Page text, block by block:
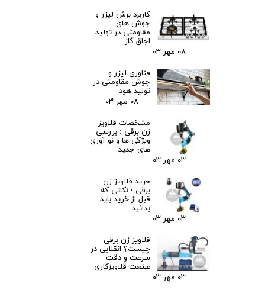
کاربرد برش لیزر و
جوش های
مقاومتی در تولید
اجاق گاز
۰۸ مهر ۰۳
فناوری لیزر و
جوش مقاومتی در
تولید هود
۰۸ مهر ۰۳
مشخصات قلاویز
زن برقی : بررسی
ویژگی ها و نو آوری
های جدید
۰۳ مهر ۰۳
خرید قلاویز زن
برقی ؛ نکاتی که
قبل از خرید باید
بدانید
۰۳ مهر ۰۳
قلاویز زن برقی
چیست؟ انقلابی در
سرعت و دقت
صنعت قلاویزکاری
۰۳ مهر ۰۳